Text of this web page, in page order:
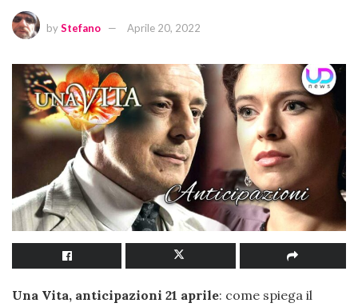
byStefano Aprile 20, 2022
Una Vita, anticipazioni 21 aprile: come spiega il